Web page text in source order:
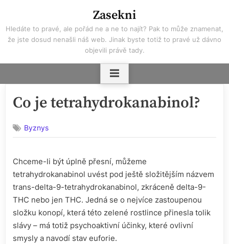
content
Zasekni
Hledáte to pravé, ale pořád ne a ne to najít? Pak to může znamenat,
že jste dosud nenašli náš web. Jinak byste totiž to pravé už dávno
objevili právě tady.
Co je tetrahydrokanabinol?
Byznys
Chceme-li být úplně přesní, můžeme
tetrahydrokanabinol uvést pod ještě složitějším názvem
trans-delta-9-tetrahydrokanabinol, zkráceně delta-9-
THC nebo jen THC. Jedná se o nejvíce zastoupenou
složku konopí, která této zelené rostlince přinesla tolik
slávy – má totiž psychoaktivní účinky, které ovlivní
smysly a navodí stav euforie.